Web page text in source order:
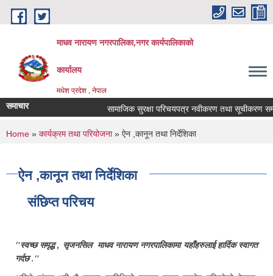
Skip to main content
माधव नारायण नगरपालिका,नगर कार्यपालिकाको
कार्यालय
मधेश प्रदेश , नेपाल
समाचार सामाजिक सुरक्षा परिचयपत्र नवीकरण तथा सूचीकरण
You are here
Home » कार्यक्रम तथा परियोजना» ऐन ,कानून तथा निर्देशिका
ऐन ,कानून तथा निर्देशिका
संछिप्त परिचय
"स्वच्छ समृद्ध , सृजनसिल माधव नारायण नगरपालिकामा यहाँहरुलाई हार्दिक स्वागत
गर्दछ ."